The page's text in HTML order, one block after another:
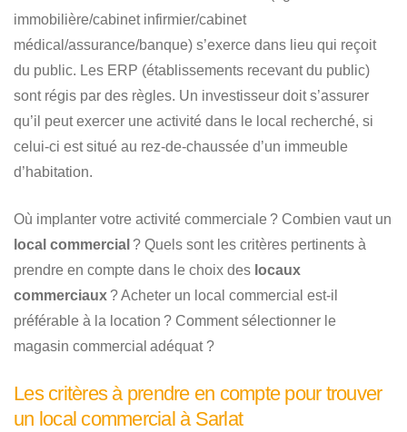
immobilière/cabinet infirmier/cabinet
médical/assurance/banque) s’exerce dans lieu qui reçoit
du public. Les ERP (établissements recevant du public)
sont régis par des règles. Un investisseur doit s’assurer
qu’il peut exercer une activité dans le local recherché, si
celui-ci est situé au rez-de-chaussée d’un immeuble
d’habitation.
Où implanter votre activité commerciale ? Combien vaut un
local commercial ? Quels sont les critères pertinents à
prendre en compte dans le choix des locaux
commerciaux ? Acheter un local commercial est-il
préférable à la location ? Comment sélectionner le
magasin commercial adéquat ?
Les critères à prendre en compte pour trouver
un local commercial à Sarlat